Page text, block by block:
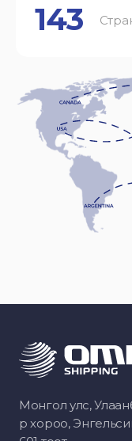
143
Монгол улс,
р хороо,